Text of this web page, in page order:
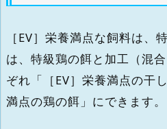
［EV］栄養満点な飼料は、
は、特級鶏の餌と加工（混
ぞれ「［EV］栄養満点の干
満点の鶏の餌」にできます。